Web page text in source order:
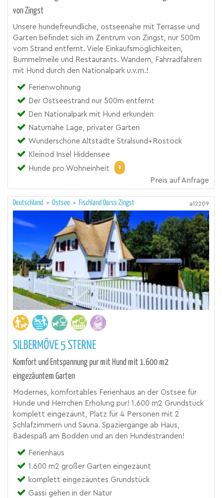
von Zingst
Unsere hundefreundliche, ostseenahe mit Terrasse und
Garten befindet sich im Zentrum von Zingst, nur 500m
vom Strand entfernt. Viele Einkaufsmöglichkeiten,
Bummelmeile und Restaurants. Wandern, Fahrradfahren
mit Hund durch den Nationalpark u.v.m.!
Ferienwohnung
Der Ostseestrand nur 500m entfernt
Den Nationalpark mit Hund erkunden
Naturnahe Lage, privater Garten
Wunderschöne Altstädte Stralsund+Rostock
Kleinod Insel Hiddensee
Hunde pro Wohneinheit
1
Preis auf Anfrage
Deutschland > Ostsee > Fischland Darss Zingst a12209
SILBERMÖVE 5 STERNE
Komfort und Entspannung pur mit Hund mit 1.600 m2
eingezäuntem Garten
Modernes, komfortables Ferienhaus an der Ostsee für
Hunde und Herrchen Erholung pur! 1.600 m2 Grundstück
komplett eingezäunt, Platz für 4 Personen mit 2
Schlafzimmern und Sauna. Spaziergänge ab Haus,
Badespaß am Bodden und an den Hundestränden!
Ferienhaus
1.600 m2 großer Garten eingezäunt
komplett eingezäuntes Grundstück
Gassi gehen in der Natur